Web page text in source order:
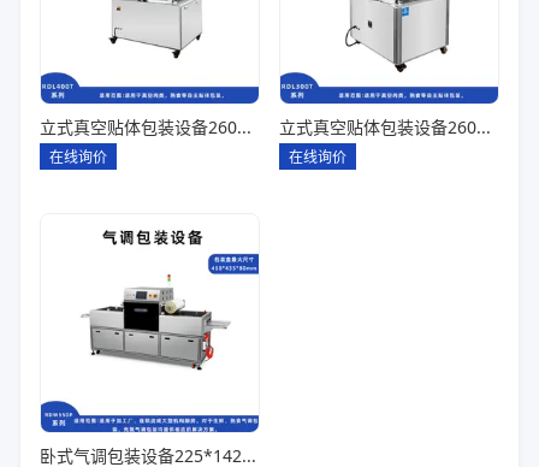
立式真空贴体包装设备260*180一出四
在线询价
立式真空贴体包装设备260*180一出二
在线询价
卧式气调包装设备225*142*80一出六